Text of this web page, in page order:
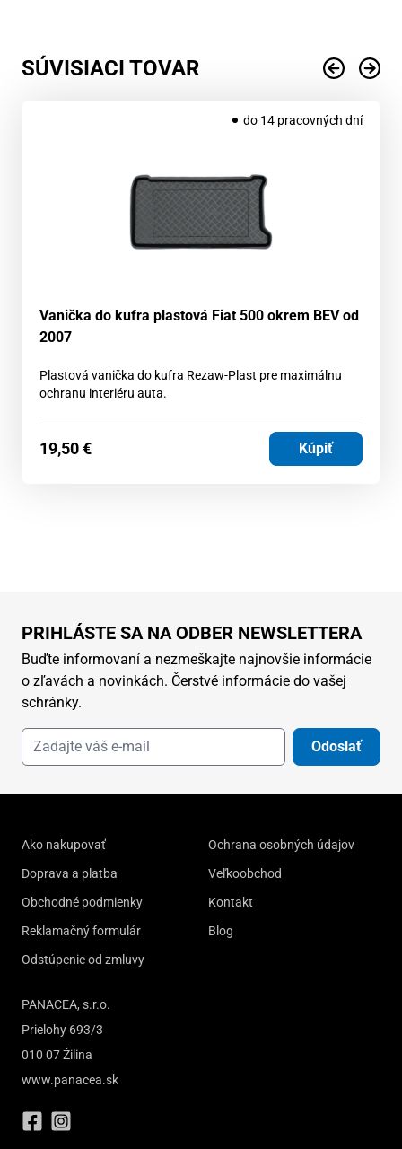
SÚVISIACI TOVAR
do 14 pracovných dní
Vanička do kufra plastová Fiat 500 okrem BEV od
2007
Plastová vanička do kufra Rezaw-Plast pre maximálnu
ochranu interiéru auta.
19,50€ Kúpiť
PRIHLÁSTE SA NA ODBER NEWSLETTERA
Buďte informovaní a nezmeškajte najnovšie informácie
o zľavách a novinkách. Čerstvé informácie do vašej
schránky.
Odoslať
Ako nakupovať
Doprava a platba
Obchodné podmienky
Reklamačný formulár
Odstúpenie od zmluvy
Ochrana osobných údajov
Veľkoobchod
Kontakt
Blog
PANACEA, s.r.o.
Prielohy 693/3
010 07 Žilina
www.panacea.sk